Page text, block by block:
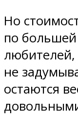
Но
по
любителей,
не
остаются